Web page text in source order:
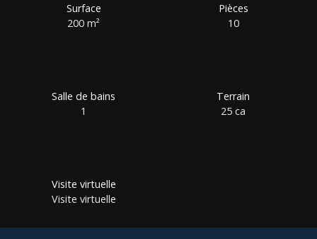
Surface
200m²
Pièces
10
Salle de bains
1
Terrain
25 ca
Visite virtuelle
Visite virtuelle